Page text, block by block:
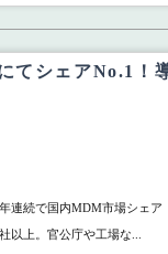
シェアNo.1！
連続で国内MDM市場シェア
上。官公庁や工場な...